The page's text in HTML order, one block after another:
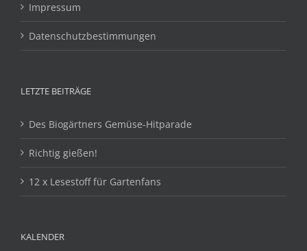
Impressum
Datenschutzbestimmungen
LETZTE BEITRÄGE
Des Biogärtners Gemüse-Hitparade
Richtig gießen!
12 x Lesestoff für Gartenfans
KALENDER